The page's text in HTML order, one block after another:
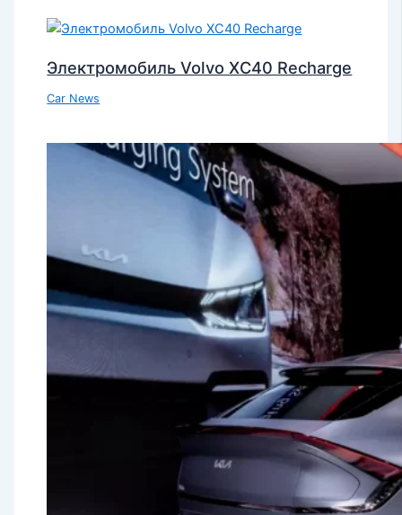
Электромобиль Volvo XC40 Recharge
Car News